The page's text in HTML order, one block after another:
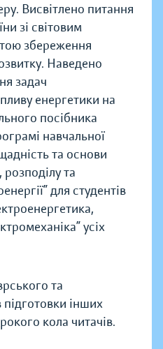
Висвітлено питання
зі світовим
збереження
Наведено
задач
енергетики на
посібника
навчальної
та основи
розподілу та
для студентів
усіх
та
підготовки інших
кола читачів.